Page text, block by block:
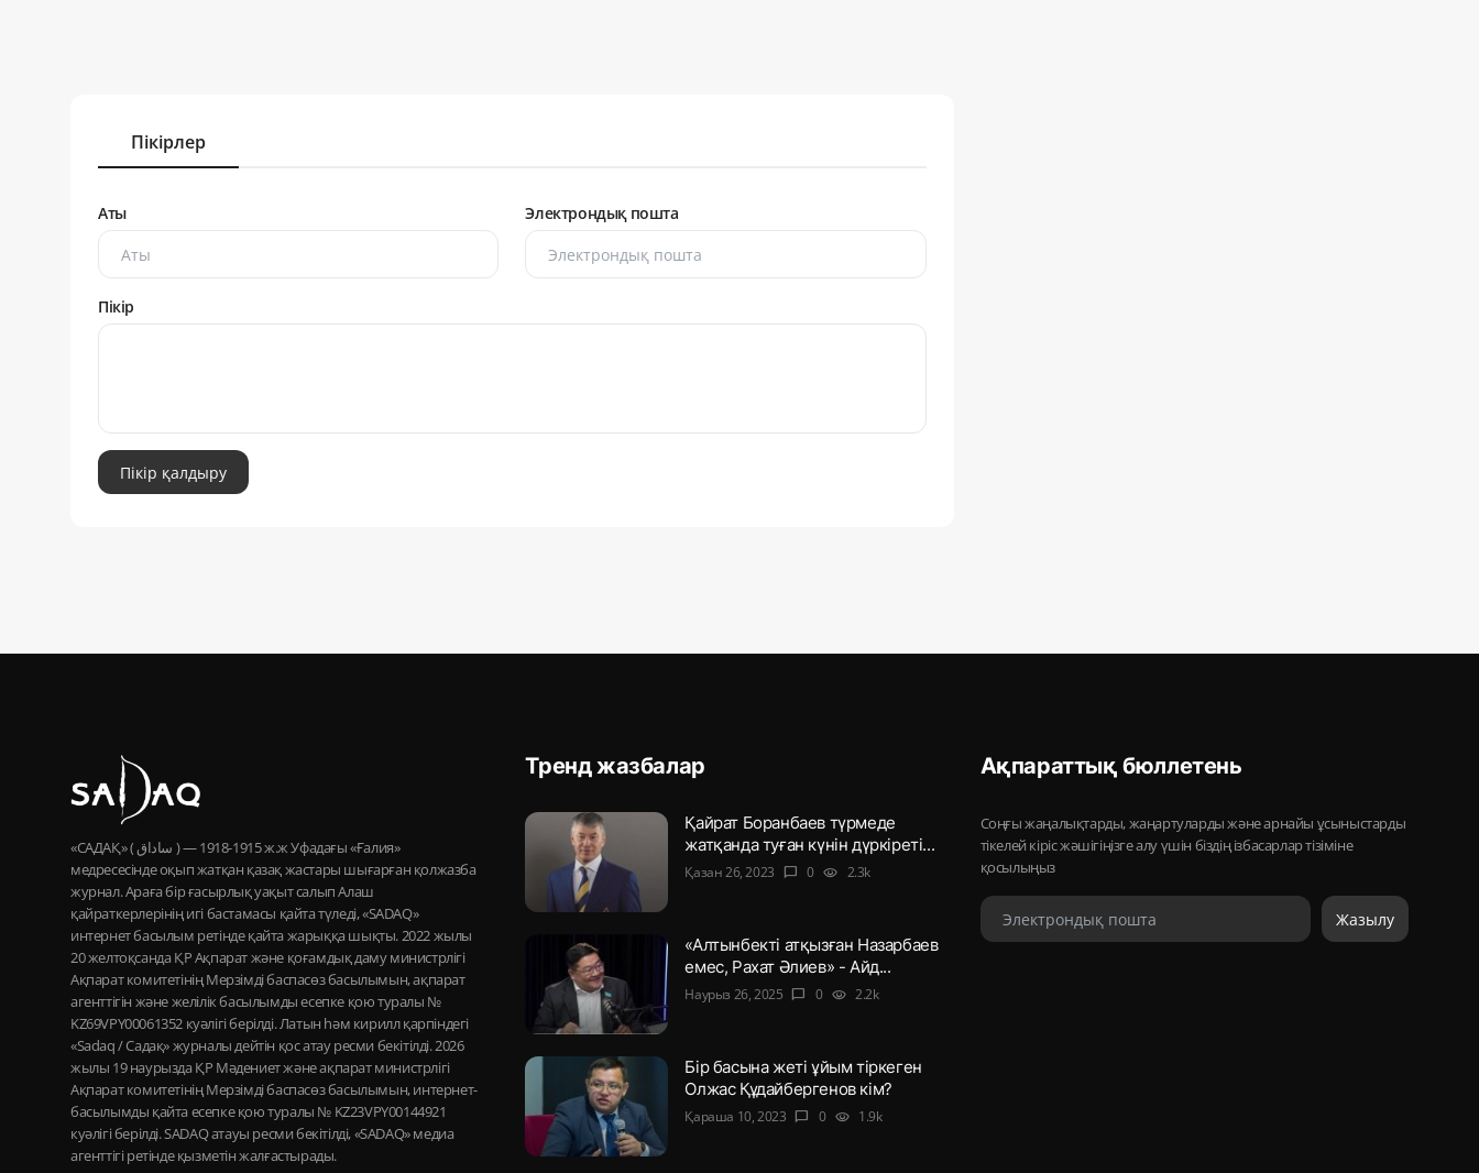
Пікірлер
Аты Электрондық пошта
Пікір
Пікір қалдыру
«САДАҚ» ( ساداق ) — 1915-1918 ж.ж Уфадағы «Ғалия»
медресесінде оқып жатқан қазақ жастары шығарған қолжазба
журнал. Араға бір ғасырлық уақыт салып Алаш
қайраткерлерінің игі бастамасы қайта түледі, «SADAQ»
интернет басылым ретінде қайта жарыққа шықты. 2022 жылы
20 желтоқсанда ҚР Ақпарат және қоғамдық даму министрлігі
Ақпарат комитетінің Мерзімді баспасөз басылымын, ақпарат
агенттігін және желілік басылымды есепке қою туралы №
KZ69VPY00061352 куәлігі берілді. Латын һәм кирилл қарпіндегі
«Sadaq / Садақ» журналы дейтін қос атау ресми бекітілді. 2026
жылы 19 наурызда ҚР Мәдениет және ақпарат министрлігі
Ақпарат комитетінің Мерзімді баспасөз басылымын, интернет-
басылымды қайта есепке қою туралы № KZ23VPY00144921
куәлігі берілді. SADAQ атауы ресми бекітілді, «SADAQ» медиа
агенттігі ретінде қызметін жалғастырады.
Тренд жазбалар
Қайрат Боранбаев түрмеде
жатқанда туған күнін дүркіреті...
Қазан 26, 2023 chat_bubble 0 visibility 2.3k
«Алтынбекті атқызған Назарбаев
емес, Рахат Әлиев» - Айд...
Наурыз 26, 2025 chat_bubble 0 visibility 2.2k
Бір басына жеті ұйым тіркеген
Олжас Құдайбергенов кім?
Қараша 10, 2023 chat_bubble 0 visibility 1.9k
Ақпараттық бюллетень
Соңғы жаңалықтарды, жаңартуларды және арнайы ұсыныстарды
тікелей кіріс жәшігіңізге алу үшін біздің ізбасарлар тізіміне
қосылыңыз
Жазылу